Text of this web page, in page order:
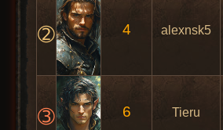
➁ 4 alexnsk5
➂ 6 Tieru